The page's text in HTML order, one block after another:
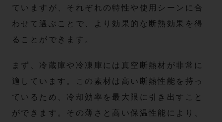
ていますが、それぞれの特性や使用シーンに合
わせて選ぶことで、より効果的な断熱効果を得
ることができます。
まず、冷蔵庫や冷凍庫には真空断熱材が非常に
適しています。この素材は高い断熱性能を持っ
ているため、冷却効率を最大限に引き出すこと
ができます。その薄さと高い保温性能により、